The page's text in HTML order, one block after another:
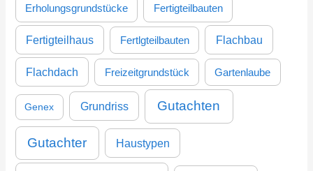
Erholungsgrundstücke Fertigteilbauten
Fertigteilhaus Fertlgteilbauten Flachbau
Flachdach Freizeitgrundstück Gartenlaube
Genex Grundriss Gutachten
Gutachter Haustypen